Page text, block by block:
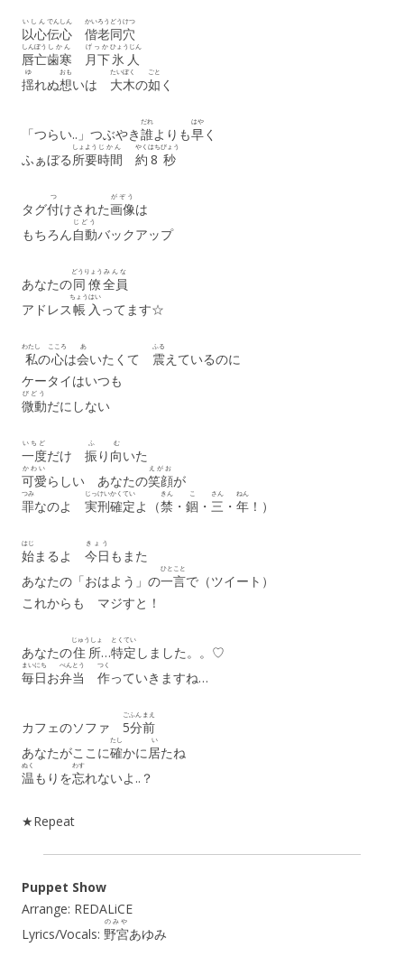
以心
いしん
伝心
でんしん
偕老
かいろう
同穴
どうけつ
唇亡
しんぼう
歯寒
しかん
月下
げっか
氷人
ひょうじん
揺
ゆ
れぬ想
おも
いは 大木
たいぼく
の如
ごと
く
「つらい..」つぶやき誰
だれ
よりも早
はや
く
ふぁぼる所要
しょよう
時間
じかん
約
やく
8秒
はちびょう
タグ付
つ
けされた画像
がぞう
は
もちろん自動
じどう
バックアップ
あなたの同僚
どうりょう
全員
みんな
アドレス帳
ちょう
入
はい
ってます☆
私
わたし
の心
こころ
は会
あ
いたくて 震
ふる
えているのに
ケータイはいつも
微動
びどう
だにしない
一度
いちど
だけ 振
ふ
り 向
む
いた
可愛
かわい
らしい あなたの笑顔
えがお
が
罪
つみ
なのよ 実刑
じっけい
確定
かくてい
よ（禁
きん
・ 錮
こ
・ 三
さん
・ 年
ねん
！）
始
はじ
まるよ 今日
きょう
もまた
あなたの「おはよう」の一言
ひとこと
で（ツイート）
これからも マジすと！
あなたの住所
じゅうしょ
…特定
とくてい
しました。。♡
毎日
まいにち
お弁当
べんとう
作
つく
っていきますね…
カフェのソファ 5分
ごふん
前
まえ
あなたがここに確
たし
かに居
い
たね
温
ぬく
もりを忘
わす
れないよ..？
★Repeat
Puppet Show
Arrange: REDALiCE
Lyrics/Vocals: 野宮
のみや
あゆみ